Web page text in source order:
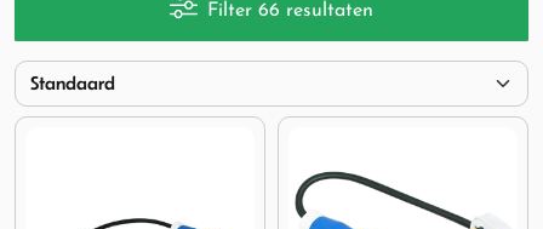
Filter 66 resultaten